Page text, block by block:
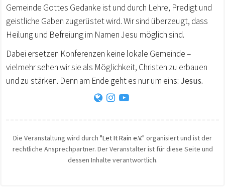
Gemeinde Gottes Gedanke ist und durch Lehre, Predigt und
geistliche Gaben zugerüstet wird. Wir sind überzeugt, dass
Heilung und Befreiung im Namen Jesu möglich sind.
Dabei ersetzen Konferenzen keine lokale Gemeinde –
vielmehr sehen wir sie als Möglichkeit, Christen zu erbauen
und zu stärken. Denn am Ende geht es nur um eins: Jesus.
Die Veranstaltung wird durch "Let It Rain e.V." organisiert und ist der
rechtliche Ansprechpartner. Der Veranstalter ist für diese Seite und
dessen Inhalte verantwortlich.